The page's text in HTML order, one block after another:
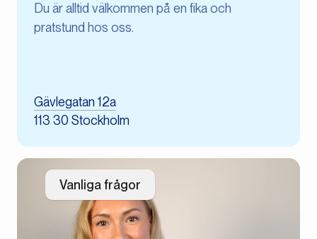
Du är alltid välkommen på en fika och
pratstund hos oss.
Gävlegatan 12a
113 30 Stockholm
Vanliga frågor